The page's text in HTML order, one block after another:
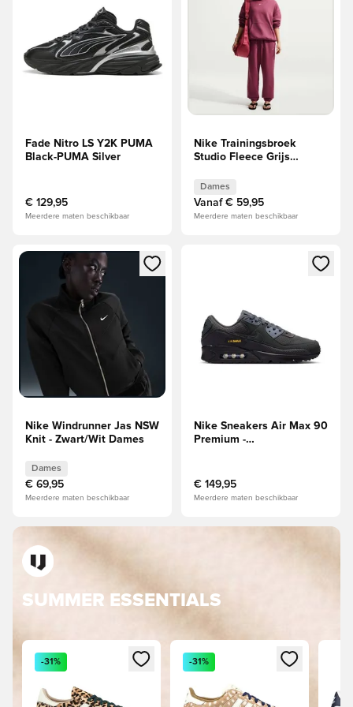
Opent een venster om in te loggen of je aan te melden als
-31%
Opent een venster om in te
-31%
SUMMER ESSENTIALS
Fade Nitro LS Y2K PUMA
Black-PUMA Silver
€ 129,95
Meerdere maten beschikbaar
Nike Trainingsbroek
Studio Fleece Grijs
Spark/Wit Dames
Dames
Vanaf € 59,95
Meerdere maten beschikbaar
Opent een venster om in te loggen of je aan te melden als
Nike Windrunner Jas NSW
Knit - Zwart/Wit Dames
Dames
€ 69,95
Meerdere maten beschikbaar
Opent een venster om in te
Nike Sneakers Air Max 90
Premium -
€ 149,95
Meerdere maten beschikbaar